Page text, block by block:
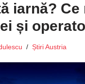
iarnă?
și
Știri Austria